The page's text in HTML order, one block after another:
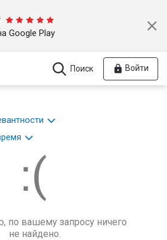
Google Play
Поиск Войти
по вашему запросу ничего
не найдено.